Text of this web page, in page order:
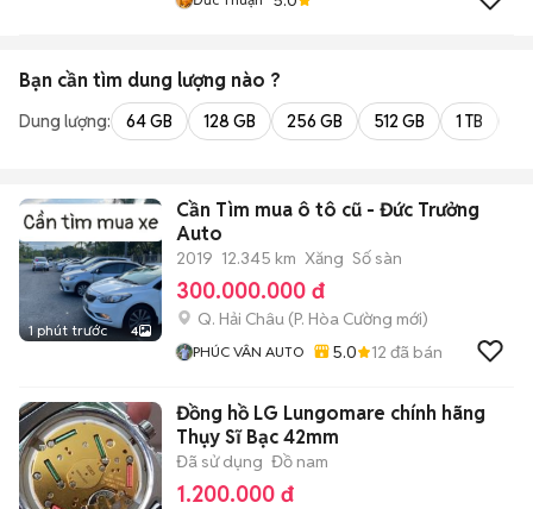
Bạn cần tìm dung lượng nào ?
Dung lượng: 64 GB 128 GB 256 GB 512 GB 1 TB
1 phút trước 4
Cần Tìm mua ô tô cũ - Đức Trưởng
Auto
2019 12.345 km Xăng Số sàn
300.000.000 đ
Q. Hải Châu (P. Hòa Cường mới)
PHÚC VÂN AUTO 5.0 12 đã bán
Đồng hồ LG Lungomare chính hãng
Thụy Sĩ Bạc 42mm
Đã sử dụng Đồ nam
1.200.000 đ